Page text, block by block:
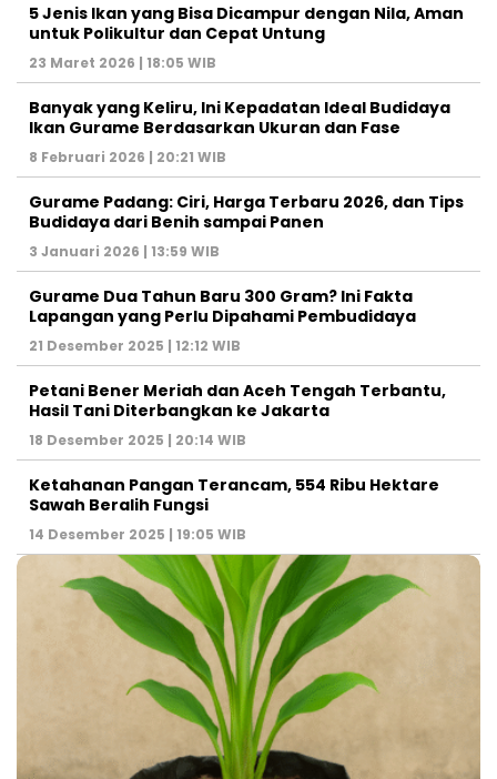
5 Jenis Ikan yang Bisa Dicampur dengan Nila, Aman
untuk Polikultur dan Cepat Untung
23 Maret 2026 | 18:05 WIB
Banyak yang Keliru, Ini Kepadatan Ideal Budidaya
Ikan Gurame Berdasarkan Ukuran dan Fase
8 Februari 2026 | 20:21 WIB
Gurame Padang: Ciri, Harga Terbaru 2026, dan Tips
Budidaya dari Benih sampai Panen
3 Januari 2026 | 13:59 WIB
Gurame Dua Tahun Baru 300 Gram? Ini Fakta
Lapangan yang Perlu Dipahami Pembudidaya
21 Desember 2025 | 12:12 WIB
Petani Bener Meriah dan Aceh Tengah Terbantu,
Hasil Tani Diterbangkan ke Jakarta
18 Desember 2025 | 20:14 WIB
Ketahanan Pangan Terancam, 554 Ribu Hektare
Sawah Beralih Fungsi
14 Desember 2025 | 19:05 WIB